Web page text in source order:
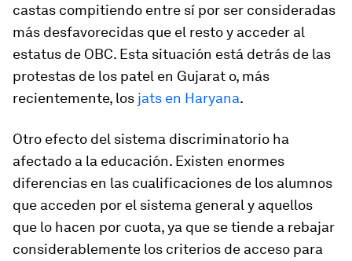
castas compitiendo entre sí por ser consideradas
más desfavorecidas que el resto y acceder al
estatus de OBC. Esta situación está detrás de las
protestas de los patel en Gujarat o, más
recientemente, los jats en Haryana.
Otro efecto del sistema discriminatorio ha
afectado a la educación. Existen enormes
diferencias en las cualificaciones de los alumnos
que acceden por el sistema general y aquellos
que lo hacen por cuota, ya que se tiende a rebajar
considerablemente los criterios de acceso para